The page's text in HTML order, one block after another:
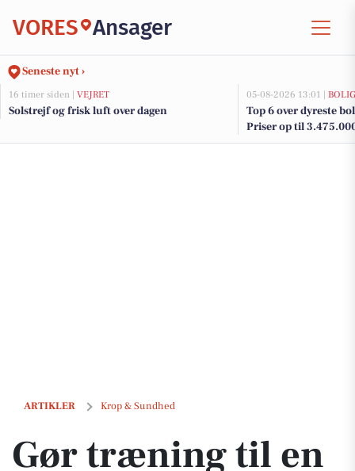
VORES Ansager
Seneste nyt ›
16 timer siden | VEJRET
Solstrejf og frisk luft over dagen
05-08-2026 13:01 |
Top 6 over dyreste
Priser op til
ARTIKLER Krop & Sundhed
Gør træning til en vane med de 3 S’er
Gør træning til en